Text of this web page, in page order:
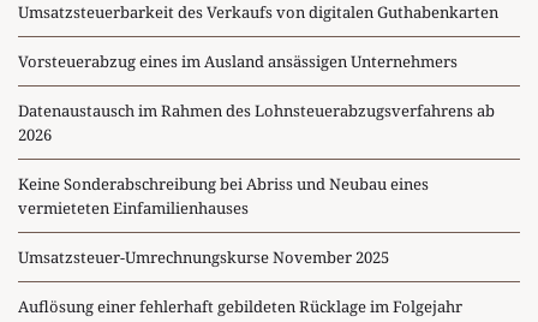
Umsatzsteuerbarkeit des Verkaufs von digitalen Guthabenkarten
Vorsteuerabzug eines im Ausland ansässigen Unternehmers
Datenaustausch im Rahmen des Lohnsteuerabzugsverfahrens ab
2026
Keine Sonderabschreibung bei Abriss und Neubau eines
vermieteten Einfamilienhauses
Umsatzsteuer-Umrechnungskurse November 2025
Auflösung einer fehlerhaft gebildeten Rücklage im Folgejahr